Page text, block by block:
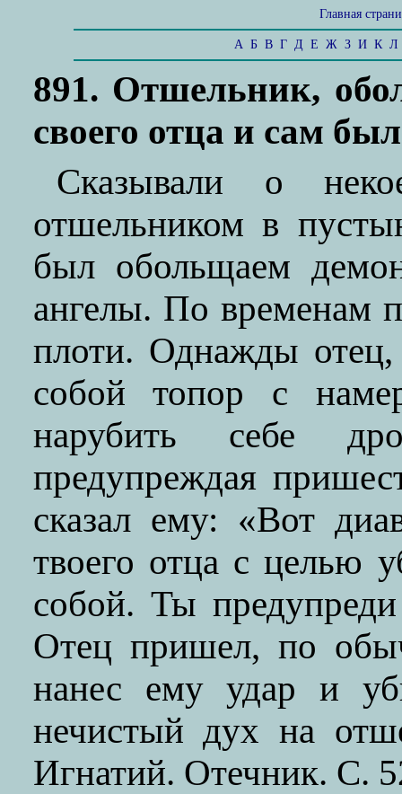
Главная
А Б В Г Д Е Ж З И К Л
891. Отшельник,
своего отца и сам
Сказывали о
отшельником в
был обольщаем
ангелы. По временам
плоти. Однажды отец,
собой топор с
нарубить себе
предупреждая
сказал ему: «Вот
твоего отца с целью
собой. Ты
Отец пришел, по
нанес ему удар и
нечистый дух на
Игнатий. Отечник. С.